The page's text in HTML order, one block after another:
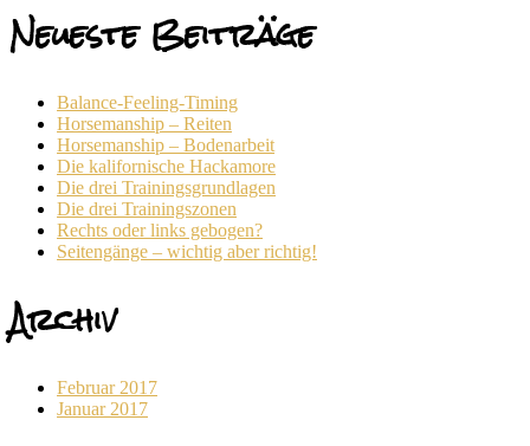
Neueste Beiträge
Balance-Feeling-Timing
Horsemanship – Reiten
Horsemanship – Bodenarbeit
Die kalifornische Hackamore
Die drei Trainingsgrundlagen
Die drei Trainingszonen
Rechts oder links gebogen?
Seitengänge – wichtig aber richtig!
Archiv
Februar 2017
Januar 2017